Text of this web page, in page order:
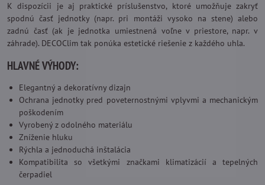
K dispozícii je aj praktické príslušenstvo, ktoré umožňuje zakryť
spodnú časť jednotky (napr. pri montáži vysoko na stene) alebo
zadnú časť (ak je jednotka umiestnená voľne v priestore, napr. v
záhrade). DECOClim tak ponúka estetické riešenie z každého uhla.
HLAVNÉ VÝHODY:
Elegantný a dekoratívny dizajn
Ochrana jednotky pred poveternostnými vplyvmi a mechanickým
poškodením
Vyrobený z odolného materiálu
Zníženie hluku
Rýchla a jednoduchá inštalácia
Kompatibilita so všetkými značkami klimatizácií a tepelných
čerpadiel